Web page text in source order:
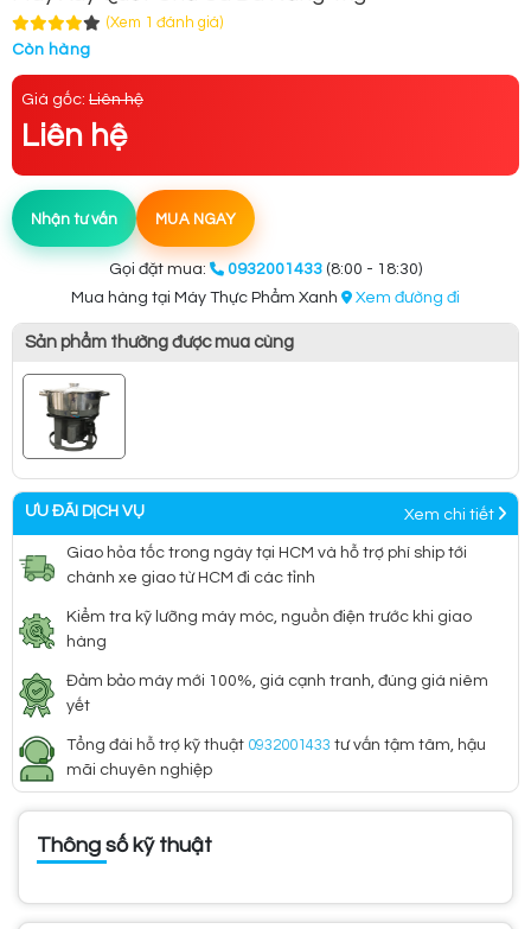
(Xem 1 đánh giá)
Còn hàng
Giá gốc: Liên hệ
Liên hệ
Nhận tư vấn MUA NGAY
Gọi đặt mua: 0932001433 (8:00 - 18:30)
Mua hàng tại Máy Thực Phẩm Xanh
Xem đường đi
Sản phẩm thường được mua cùng
ƯU ĐÃI DỊCH VỤ Xem chi tiết
Giao hỏa tốc trong ngày tại HCM và hỗ trợ phí ship tới
chành xe giao từ HCM đi các tỉnh
Kiểm tra kỹ lưỡng máy móc, nguồn điện trước khi giao
hàng
Đảm bảo máy mới 100%, giá cạnh tranh, đúng giá niêm
yết
Tổng đài hỗ trợ kỹ thuật 0932001433 tư vấn tậm tâm, hậu
mãi chuyên nghiệp
Thông số kỹ thuật